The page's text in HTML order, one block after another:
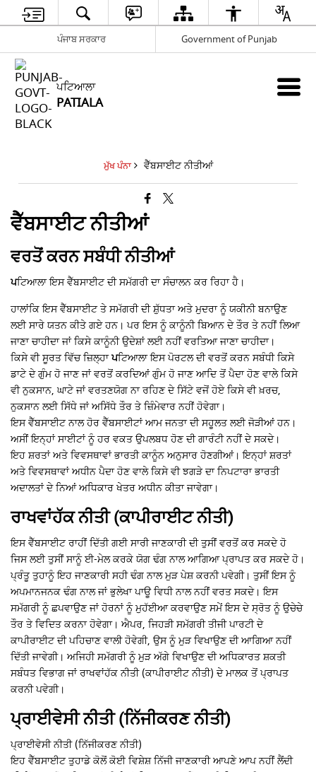
ਪੰਜਾਬ ਸਰਕਾਰ Government of Punjab
ਪਟਿਆਲਾ
PATIALA
ਮੁੱਖ ਪੰਨਾ ਵੈੱਬਸਾਈਟ ਨੀਤੀਆਂ
ਵੈੱਬਸਾਈਟ ਨੀਤੀਆਂ
ਵਰਤੋਂ ਕਰਨ ਸਬੰਧੀ ਨੀਤੀਆਂ
ਪਟਿਆਲਾ ਇਸ ਵੈੱਬਸਾਈਟ ਦੀ ਸਮੱਗਰੀ ਦਾ ਸੰਚਾਲਨ ਕਰ ਰਿਹਾ ਹੈ।
ਹਾਲਾਂਕਿ ਇਸ ਵੈੱਬਸਾਈਟ ਤੇ ਸਮੱਗਰੀ ਦੀ ਸ਼ੁੱਧਤਾ ਅਤੇ ਮੁਦਰਾ ਨੂੰ ਯਕੀਨੀ ਬਨਾਉਣ
ਲਈ ਸਾਰੇ ਯਤਨ ਕੀਤੇ ਗਏ ਹਨ। ਪਰ ਇਸ ਨੂੰ ਕਾਨੂੰਨੀ ਬਿਆਨ ਦੇ ਤੌਰ ਤੇ ਨਹੀਂ ਲਿਆ
ਜਾਣਾ ਚਾਹੀਦਾ ਜਾਂ ਕਿਸੇ ਕਾਨੂੰਨੀ ਉਦੇਸ਼ਾਂ ਲਈ ਨਹੀਂ ਵਰਤਿਆ ਜਾਣਾ ਚਾਹੀਦਾ।
ਕਿਸੇ ਵੀ ਸੂਰਤ ਵਿੱਚ ਜ਼ਿਲ੍ਹਾਪਟਿਆਲਾ ਇਸ ਪੋਰਟਲ ਦੀ ਵਰਤੋਂ ਕਰਨ ਸਬੰਧੀ ਕਿਸੇ
ਡਾਟੇ ਦੇ ਗੁੰਮ ਹੋ ਜਾਣ ਜਾਂ ਵਰਤੋਂ ਕਰਦਿਆਂ ਗੁੰਮ ਹੋ ਜਾਣ ਆਦਿ ਤੋਂ ਪੈਦਾ ਹੋਣ ਵਾਲੇ ਕਿਸੇ
ਵੀ ਨੁਕਸਾਨ, ਘਾਟੇ ਜਾਂ ਵਰਤਣਯੋਗ ਨਾ ਰਹਿਣ ਦੇ ਸਿੱਟੇ ਵਜੋਂ ਹੋਏ ਕਿਸੇ ਵੀ ਖ਼ਰਚ,
ਨੁਕਸਾਨ ਲਈ ਸਿੱਧੇ ਜਾਂ ਅਸਿੱਧੇ ਤੌਰ ਤੇ ਜ਼ਿੰਮੇਵਾਰ ਨਹੀਂ ਹੋਵੇਗਾ।
ਇਸ ਵੈੱਬਸਾਈਟ ਨਾਲ ਹੋਰ ਵੈੱਬਸਾਈਟਾਂ ਆਮ ਜਨਤਾ ਦੀ ਸਹੂਲਤ ਲਈ ਜੋੜੀਆਂ ਹਨ।
ਅਸੀਂ ਇਨ੍ਹਾਂ ਸਾਈਟਾਂ ਨੂੰ ਹਰ ਵਕਤ ਉਪਲਬਧ ਹੋਣ ਦੀ ਗਾਰੰਟੀ ਨਹੀਂ ਦੇ ਸਕਦੇ।
ਇਹ ਸ਼ਰਤਾਂ ਅਤੇ ਵਿਵਸਥਾਵਾਂ ਭਾਰਤੀ ਕਾਨੂੰਨ ਅਨੁਸਾਰ ਹੋਣਗੀਆਂ। ਇਨ੍ਹਾਂ ਸ਼ਰਤਾਂ
ਅਤੇ ਵਿਵਸਥਾਵਾਂ ਅਧੀਨ ਪੈਦਾ ਹੋਣ ਵਾਲੇ ਕਿਸੇ ਵੀ ਝਗੜੇ ਦਾ ਨਿਪਟਾਰਾ ਭਾਰਤੀ
ਅਦਾਲਤਾਂ ਦੇ ਨਿਆਂ ਅਧਿਕਾਰ ਖੇਤਰ ਅਧੀਨ ਕੀਤਾ ਜਾਵੇਗਾ।
ਰਾਖਵਾਂਹੱਕ ਨੀਤੀ (ਕਾਪੀਰਾਈਟ ਨੀਤੀ)
ਇਸ ਵੈੱਬਸਾਈਟ ਰਾਹੀਂ ਦਿੱਤੀ ਗਈ ਸਾਰੀ ਜਾਣਕਾਰੀ ਦੀ ਤੁਸੀਂ ਵਰਤੋਂ ਕਰ ਸਕਦੇ ਹੋ
ਜਿਸ ਲਈ ਤੁਸੀਂ ਸਾਨੂੰ ਈ-ਮੇਲ ਕਰਕੇ ਯੋਗ ਢੰਗ ਨਾਲ ਆਗਿਆ ਪ੍ਰਾਪਤ ਕਰ ਸਕਦੇ ਹੋ।
ਪ੍ਰੰਤੂ ਤੁਹਾਨੂੰ ਇਹ ਜਾਣਕਾਰੀ ਸਹੀ ਢੰਗ ਨਾਲ ਮੁੜ ਪੇਸ਼ ਕਰਨੀ ਪਵੇਗੀ। ਤੁਸੀਂ ਇਸ ਨੂੰ
ਅਪਮਾਨਜਨਕ ਢੰਗ ਨਾਲ ਜਾਂ ਭੁਲੇਖਾ ਪਾਊ ਵਿਧੀ ਨਾਲ ਨਹੀਂ ਵਰਤ ਸਕਦੇ। ਇਸ
ਸਮੱਗਰੀ ਨੂੰ ਛਪਵਾਉਣ ਜਾਂ ਹੋਰਨਾਂ ਨੂੰ ਮੁਹੱਈਆ ਕਰਵਾਉਣ ਸਮੇਂ ਇਸ ਦੇ ਸ੍ਰੋਤ ਨੂੰ ਉਚੇਚੇ
ਤੌਰ ਤੇ ਵਿਦਿਤ ਕਰਨਾ ਹੋਵੇਗਾ। ਐਪਰ, ਜਿਹੜੀ ਸਮੱਗਰੀ ਤੀਜੀ ਪਾਰਟੀ ਦੇ
ਕਾਪੀਰਾਈਟ ਦੀ ਪਹਿਚਾਣ ਵਾਲੀ ਹੋਵੇਗੀ, ਉਸ ਨੂੰ ਮੁੜ ਵਿਖਾਉਣ ਦੀ ਆਗਿਆ ਨਹੀਂ
ਦਿੱਤੀ ਜਾਵੇਗੀ। ਅਜਿਹੀ ਸਮੱਗਰੀ ਨੂੰ ਮੁੜ ਅੱਗੇ ਵਿਖਾਉਣ ਦੀ ਅਧਿਕਾਰਤ ਸ਼ਕਤੀ
ਸਬੰਧਤ ਵਿਭਾਗ ਜਾਂ ਰਾਖਵਾਂਹੱਕ ਨੀਤੀ (ਕਾਪੀਰਾਈਟ ਨੀਤੀ) ਦੇ ਮਾਲਕ ਤੋਂ ਪ੍ਰਾਪਤ
ਕਰਨੀ ਪਵੇਗੀ।
ਪ੍ਰਾਈਵੇਸੀ ਨੀਤੀ (ਨਿੱਜੀਕਰਣ ਨੀਤੀ)
ਪ੍ਰਾਈਵੇਸੀ ਨੀਤੀ (ਨਿੱਜੀਕਰਣ ਨੀਤੀ)
ਇਹ ਵੈੱਬਸਾਈਟ ਤੁਹਾਡੇ ਕੋਲੋਂ ਕੋਈ ਵਿਸ਼ੇਸ਼ ਨਿੱਜੀ ਜਾਣਕਾਰੀ ਆਪਣੇ ਆਪ ਨਹੀਂ ਲੈਂਦੀ